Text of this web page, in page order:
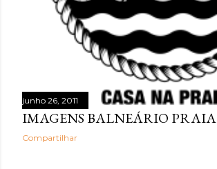
junho 26, 2011
IMAGENS BALNEÁRIO PRAIA
Compartilhar